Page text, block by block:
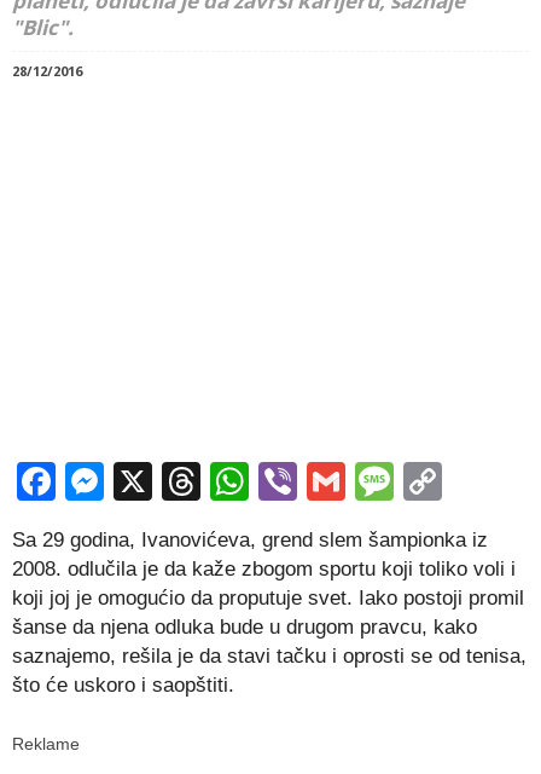
"Blic".
28/12/2016
Facebook
Messenger
X Threads
WhatsApp
ViberGmail
Sa 29 godina, Ivanovićeva, grend slem šampionka iz
2008. odlučila je da kaže zbogom sportu koji toliko voli i
koji joj je omogućio da proputuje svet. Iako postoji promil
šanse da njena odluka bude u drugom pravcu, kako
saznajemo, rešila je da stavi tačku i oprosti se od tenisa,
što će uskoro i saopštiti.
Reklame